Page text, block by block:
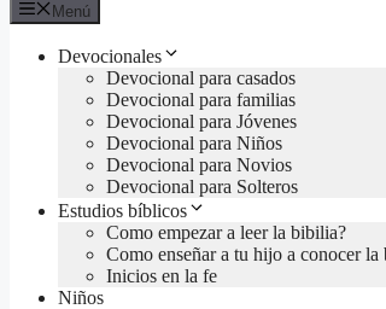
Menú
Devocionales
Devocional para casados
Devocional para familias
Devocional para Jóvenes
Devocional para Niños
Devocional para Novios
Devocional para Solteros
Estudios bíblicos
Como empezar a leer la bibilia?
Como enseñar a tu hijo a conocer la
Inicios en la fe
Niños